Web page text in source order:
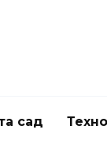
сад Техно